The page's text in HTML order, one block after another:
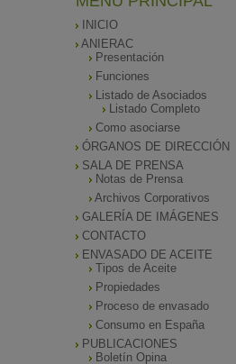
INICIO
ANIERAC
Presentación
Funciones
Listado de Asociados
Listado Completo
Como asociarse
ÓRGANOS DE DIRECCIÓN
SALA DE PRENSA
Notas de Prensa
Archivos Corporativos
GALERÍA DE IMÁGENES
CONTACTO
ENVASADO DE ACEITE
Tipos de Aceite
Propiedades
Proceso de envasado
Consumo en España
PUBLICACIONES
Boletín Opina